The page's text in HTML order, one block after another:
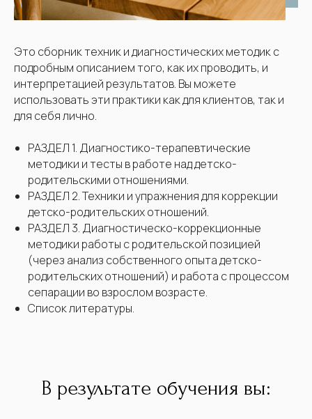
Это сборник техник и диагностических методик с
подробным описанием того, как их проводить, и
интерпретацией результатов. Вы можете
использовать эти практики как для клиентов, так и
для себя лично.
РАЗДЕЛ 1. Диагностико-терапевтические
методики и тесты в работе над детско-
родительскими отношениями.
РАЗДЕЛ 2. Техники и упражнения для коррекции
детско-родительских отношений.
РАЗДЕЛ 3. Диагностическо-коррекционные
методики работы с родительской позицией
(через анализ собственного опыта детско-
родительских отношений) и работа с процессом
сепарации во взрослом возрасте.
Список литературы.
В результате обучения вы: